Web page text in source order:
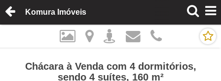
Komura Imóveis
Chácara à Venda com 4 dormitórios,
sendo 4 suítes, 160 m²